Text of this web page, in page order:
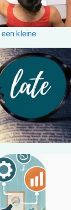
kleine